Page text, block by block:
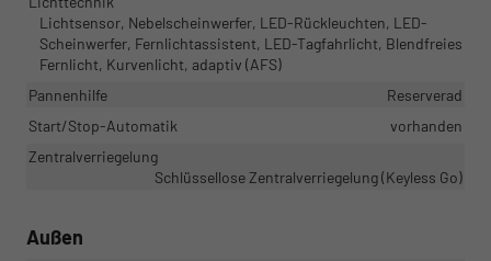
Lichtsensor, Nebelscheinwerfer, LED-Rückleuchten, LED-
Scheinwerfer, Fernlichtassistent, LED-Tagfahrlicht, Blendfreies
Fernlicht, Kurvenlicht, adaptiv (AFS)
Pannenhilfe
Reserverad
Start/Stop-Automatik
vorhanden
Zentralverriegelung
Schlüssellose Zentralverriegelung (Keyless Go)
Außen